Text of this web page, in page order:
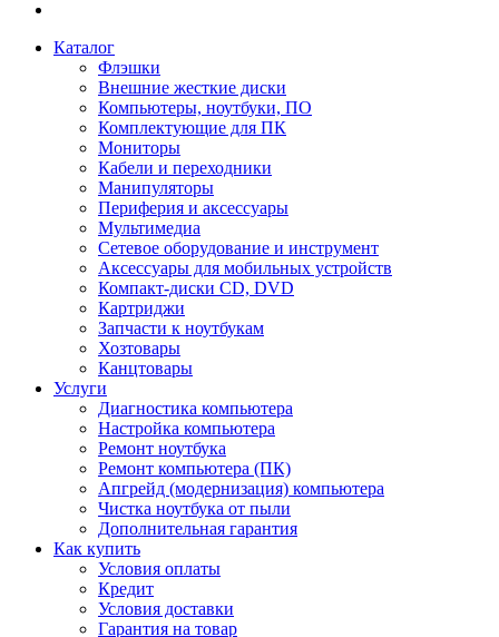
Каталог
Флэшки
Внешние жесткие диски
Компьютеры, ноутбуки, ПО
Комплектующие для ПК
Мониторы
Кабели и переходники
Манипуляторы
Периферия и аксессуары
Мультимедиа
Сетевое оборудование и инструмент
Аксессуары для мобильных устройств
Компакт-диски CD, DVD
Картриджи
Запчасти к ноутбукам
Хозтовары
Канцтовары
Услуги
Диагностика компьютера
Настройка компьютера
Ремонт ноутбука
Ремонт компьютера (ПК)
Апгрейд (модернизация) компьютера
Чистка ноутбука от пыли
Дополнительная гарантия
Как купить
Условия оплаты
Кредит
Условия доставки
Гарантия на товар